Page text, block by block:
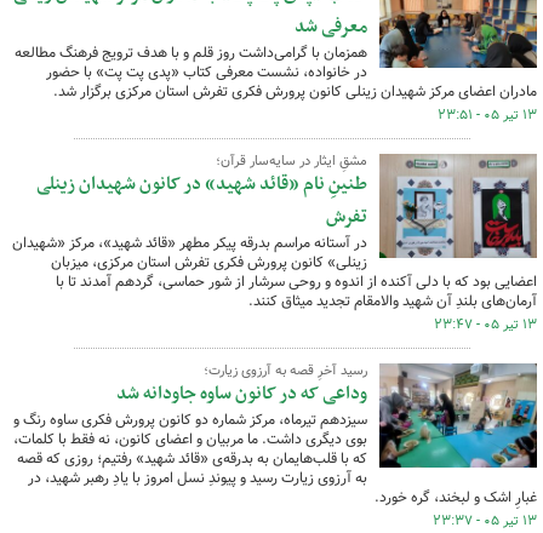
معرفی شد
همزمان با گرامی‌داشت روز قلم و با هدف ترویج فرهنگ مطالعه
در خانواده، نشست معرفی کتاب «پدی پت پت» با حضور
مادران اعضای مرکز شهیدان زینلی کانون پرورش فکری تفرش استان مرکزی برگزار شد.
۱۳ تیر ۰۵ - ۲۳:۵۱
مشقِ ایثار در سایه‌سار قرآن؛
طنینِ نام «قائد شهید» در کانون شهیدان زینلی
تفرش
در آستانه مراسم بدرقه پیکر مطهر «قائد شهید»، مرکز «شهیدان
زینلی» کانون پرورش فکری تفرش استان مرکزی، میزبان
اعضایی بود که با دلی آکنده از اندوه و روحی سرشار از شور حماسی، گردهم آمدند تا با
آرمان‌های بلندِ آن شهید والامقام تجدید میثاق کنند.
۱۳ تیر ۰۵ - ۲۳:۴۷
رسید آخرِ قصه به آرزوی زیارت؛
وداعی که در کانون ساوه جاودانه شد
سیزدهم تیرماه، مرکز شماره دو کانون پرورش فکری ساوه رنگ و
بوی دیگری داشت. ما مربیان و اعضای کانون، نه فقط با کلمات،
که با قلب‌هایمان به بدرقه‌ی «قائد شهید» رفتیم؛ روزی که قصه
به آرزوی زیارت رسید و پیوندِ نسل امروز با یادِ رهبر شهید، در
غبارِ اشک و لبخند، گره خورد.
۱۳ تیر ۰۵ - ۲۳:۳۷